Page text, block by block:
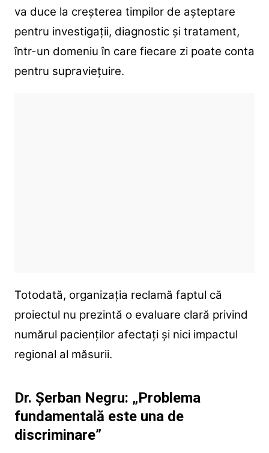
va duce la creșterea timpilor de așteptare
pentru investigații, diagnostic și tratament,
într-un domeniu în care fiecare zi poate conta
pentru supraviețuire.
Totodată, organizația reclamă faptul că
proiectul nu prezintă o evaluare clară privind
numărul pacienților afectați și nici impactul
regional al măsurii.
Dr. Șerban Negru: „Problema
fundamentală este una de
discriminare”